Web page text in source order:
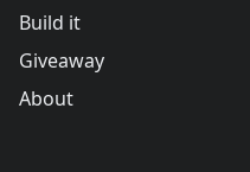
Build it
Giveaway
About